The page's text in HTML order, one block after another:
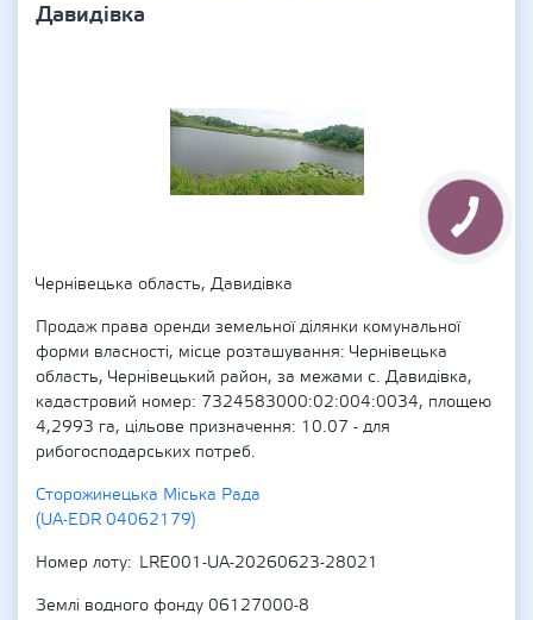
Давидівка
Чернівецька область, Давидівка
Продаж права оренди земельної ділянки комунальної
форми власності, місце розташування: Чернівецька
область, Чернівецький район, за межами с. Давидівка,
кадастровий номер: 7324583000:02:004:0034, площею
4,2993 га, цільове призначення: 10.07 - для
рибогосподарських потреб.
Сторожинецька Міська Рада
(UA-EDR 04062179)
Номер лоту
LRE001-UA-20260623-28021
Землі водного фонду 06127000-8